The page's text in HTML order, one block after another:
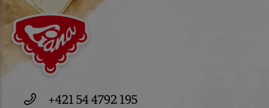
+421 54 4792 195